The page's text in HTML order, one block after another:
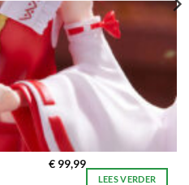
€99,99
LEES VERDER